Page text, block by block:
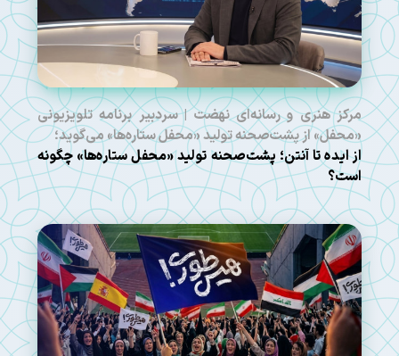
مرکز هنری و رسانه‌ای نهضت | سردبیر برنامه تلویزیونی
«محفل» از پشت‌صحنه تولید «محفل ستاره‌ها» می‌گوید؛
از ایده تا آنتن؛ پشت‌صحنه تولید «محفل ستاره‌ها» چگونه
است؟